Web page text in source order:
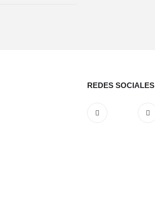
REDES SOCIALES